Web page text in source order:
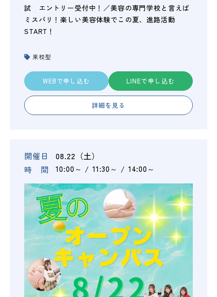
試 エントリー受付中！／美容の専門学校と言えば
ミスパリ！楽しい美容体験でこの夏、進路活動
START！
来校型
WEBで申し込む LINEで申し込む
詳細を見る
開催日
08.22（土）
時 間
10:00～ 11:30～ 14:00～